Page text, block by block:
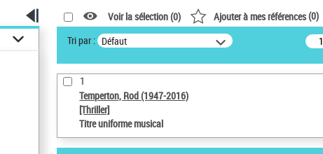
Voir la sélection (0) Ajouter à mes références(0)
Tri par : Défaut
1
Temperton, Rod (1947-2016)
[Thriller]
Titre uniforme musical